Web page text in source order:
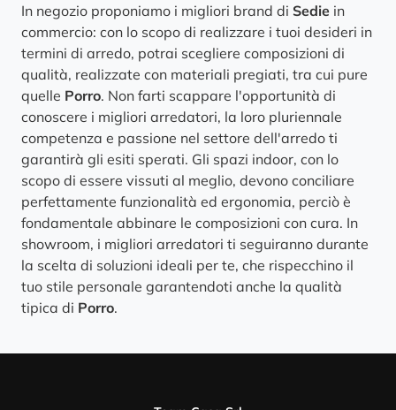
In negozio proponiamo i migliori brand di Sedie in
commercio: con lo scopo di realizzare i tuoi desideri in
termini di arredo, potrai scegliere composizioni di
qualità, realizzate con materiali pregiati, tra cui pure
quelle Porro. Non farti scappare l'opportunità di
conoscere i migliori arredatori, la loro pluriennale
competenza e passione nel settore dell'arredo ti
garantirà gli esiti sperati. Gli spazi indoor, con lo
scopo di essere vissuti al meglio, devono conciliare
perfettamente funzionalità ed ergonomia, perciò è
fondamentale abbinare le composizioni con cura. In
showroom, i migliori arredatori ti seguiranno durante
la scelta di soluzioni ideali per te, che rispecchino il
tuo stile personale garantendoti anche la qualità
tipica di Porro.